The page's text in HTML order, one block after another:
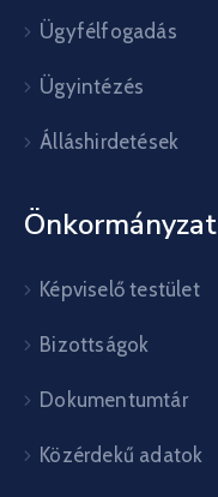
Ügyfélfogadás
Ügyintézés
Álláshirdetések
Önkormányzat
Képviselő testület
Bizottságok
Dokumentumtár
Közérdekű adatok